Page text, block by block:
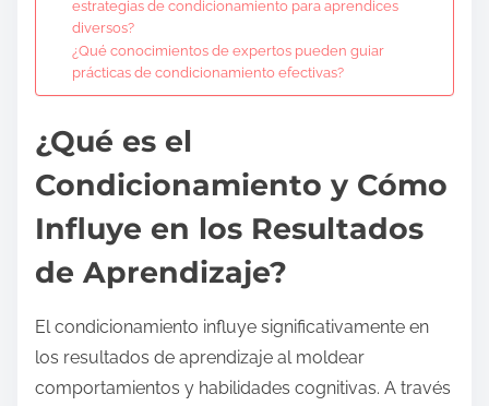
estrategias de condicionamiento para aprendices
diversos?
¿Qué conocimientos de expertos pueden guiar
prácticas de condicionamiento efectivas?
¿Qué es el
Condicionamiento y Cómo
Influye en los Resultados
de Aprendizaje?
El condicionamiento influye significativamente en
los resultados de aprendizaje al moldear
comportamientos y habilidades cognitivas. A través